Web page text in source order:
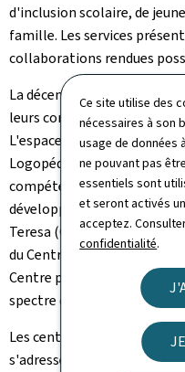
Ce site utilise des
nécessaires à son
usage de données
ne pouvant pas
essentiels sont
et seront activés
acceptez.
confidentialité.
d'inclusion scolaire, de
famille. Les services
collaborations rendues
La décentralisation des six
leurs consultations à
L'espace Gravity accueille
Logopédie (CL), du Centre
compétences relatives à la
développement des
Teresa (CDA), du Centre
du Centre pour le
Centre pour enfants et
spectre de l'autisme (CTSA).
Les centres de
s'adressent aux élèves à